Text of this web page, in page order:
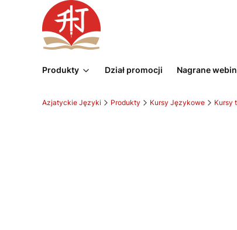
Produkty Dział promocji Nagrane
Azjatyckie Języki Produkty Kursy Językowe Kursy